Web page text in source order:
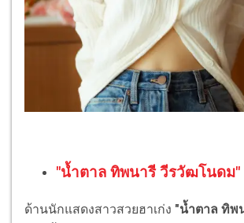
"น้ำตาล ทิพนารี วีรวัฒโนดม"
ด้านนักแสดงสาวสวยฮาเก่ง "น้ำตาล ทิพ